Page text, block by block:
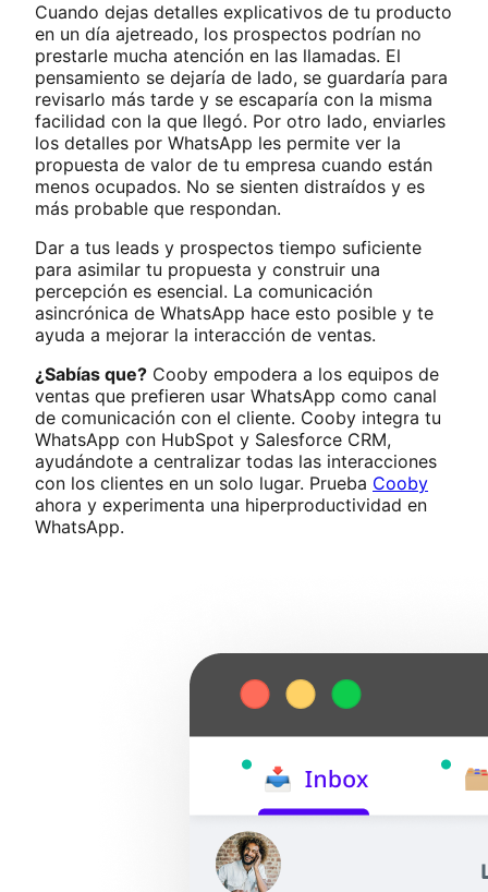
Cuando dejas detalles explicativos de tu producto
en un día ajetreado, los prospectos podrían no
prestarle mucha atención en las llamadas. El
pensamiento se dejaría de lado, se guardaría para
revisarlo más tarde y se escaparía con la misma
facilidad con la que llegó. Por otro lado, enviarles
los detalles por WhatsApp les permite ver la
propuesta de valor de tu empresa cuando están
menos ocupados. No se sienten distraídos y es
más probable que respondan.
Dar a tus leads y prospectos tiempo suficiente
para asimilar tu propuesta y construir una
percepción es esencial. La comunicación
asincrónica de WhatsApp hace esto posible y te
ayuda a mejorar la interacción de ventas.
¿Sabías que? Cooby empodera a los equipos de
ventas que prefieren usar WhatsApp como canal
de comunicación con el cliente. Cooby integra tu
WhatsApp con HubSpot y Salesforce CRM,
ayudándote a centralizar todas las interacciones
con los clientes en un solo lugar. Prueba Cooby
ahora y experimenta una hiperproductividad en
WhatsApp.